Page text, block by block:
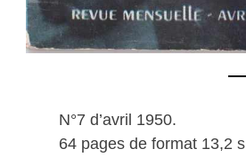
N°7 d’avril 1950.
64 pages de format 13,2